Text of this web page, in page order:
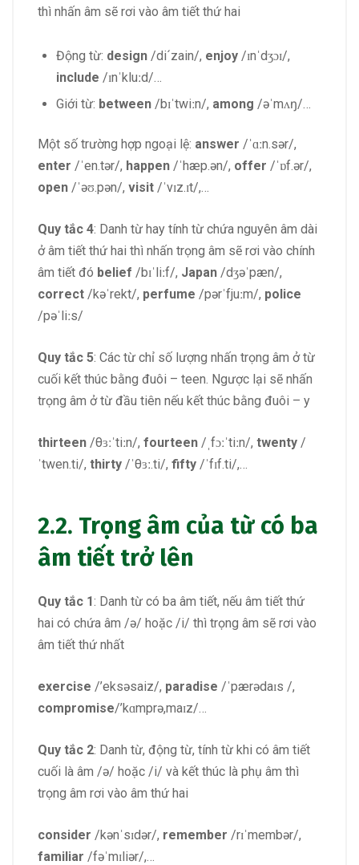
thì nhấn âm sẽ rơi vào âm tiết thứ hai
Động từ: design /di´zain/, enjoy /ɪnˈdʒɔɪ/,
include /ɪnˈkluːd/…
Giới từ: between /bɪˈtwiːn/, among /əˈmʌŋ/…
Một số trường hợp ngoại lệ: answer /ˈɑːn.sər/,
enter /ˈen.tər/, happen /ˈhæp.ən/, offer /ˈɒf.ər/,
open /ˈəʊ.pən/, visit /ˈvɪz.ɪt/,…
Quy tắc 4: Danh từ hay tính từ chứa nguyên âm dài
ở âm tiết thứ hai thì nhấn trọng âm sẽ rơi vào chính
âm tiết đó belief /bɪˈliːf/, Japan /dʒəˈpæn/,
correct /kəˈrekt/, perfume /pərˈfjuːm/, police
/pəˈliːs/
Quy tắc 5: Các từ chỉ số lượng nhấn trọng âm ở từ
cuối kết thúc bằng đuôi – teen. Ng­ược lại sẽ nhấn
trọng âm ở từ đầu tiên nếu kết thúc bằng đuôi – y
thirteen /θɜːˈtiːn/, fourteen /ˌfɔːˈtiːn/, twenty /
ˈtwen.ti/, thirty /ˈθɜː.ti/, fifty /ˈfɪf.ti/,…
2.2. Trọng âm của từ có ba
âm tiết trở lên
Quy tắc 1: Danh từ có ba âm tiết, nếu âm tiết thứ
hai có chứa âm /ə/ hoặc /i/ thì trọng âm sẽ rơi vào
âm tiết thứ nhất
exercise /’eksəsaiz/, paradise /ˈpærədaɪs /,
compromise/’kɑmprə,maɪz/…
Quy tắc 2: Danh từ, động từ, tính từ khi có âm tiết
cuối là âm /ə/ hoặc /i/ và kết thúc là phụ âm thì
trọng âm rơi vào âm thứ hai
consider /kənˈsɪdər/, remember /rɪˈmembər/,
familiar /fəˈmɪliər/,…